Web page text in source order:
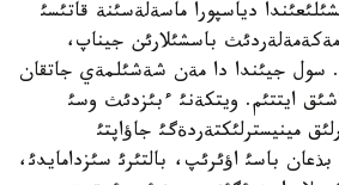
دياسپورا ماسةلةسئنة قاتئسئ
باسشئلارئن جيناپ،
سول جيئندا دا مةن شةشئلمةي جاتقان
ايتتئم. ويتكةنئ ءبئزدئث وسئ
مينيسترلئكتةردةگئ جاؤاپتئ
باسئ اؤئرئپ، بالتئرئ سئزدامايدئ،